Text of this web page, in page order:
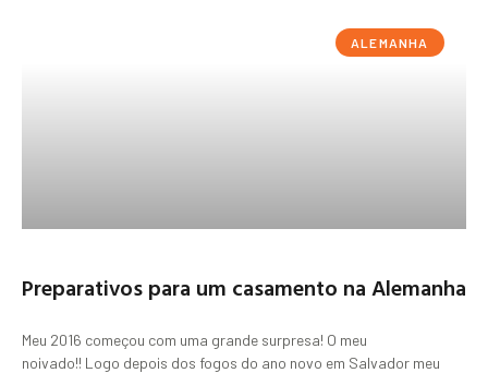
ALEMANHA
Preparativos para um casamento na Alemanha
Meu 2016 começou com uma grande surpresa! O meu
noivado!! Logo depois dos fogos do ano novo em Salvador meu